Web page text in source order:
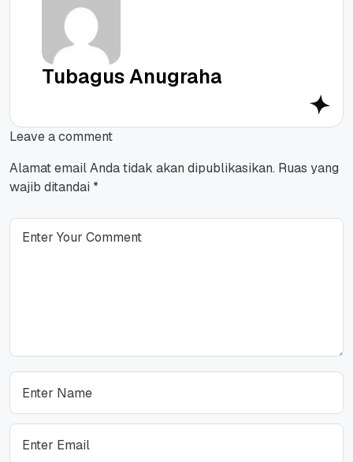
Tubagus Anugraha
Leave a comment
Alamat email Anda tidak akan dipublikasikan. Ruas yang
wajib ditandai *